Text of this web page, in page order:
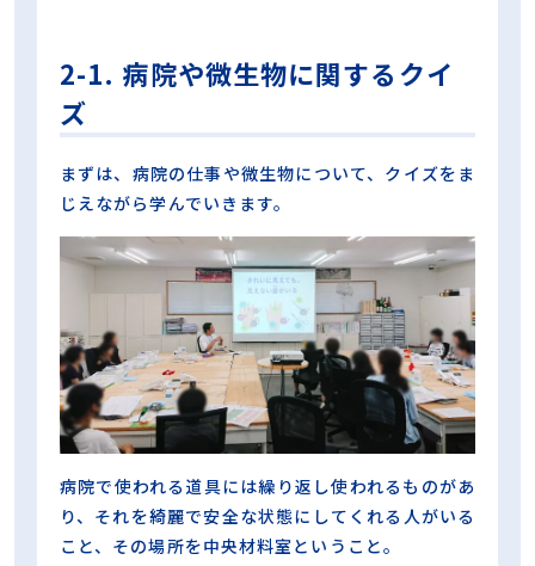
2-1. 病院や微生物に関するクイ
ズ
まずは、病院の仕事や微生物について、クイズをま
じえながら学んでいきます。
病院で使われる道具には繰り返し使われるものがあ
り、それを綺麗で安全な状態にしてくれる人がいる
こと、その場所を中央材料室ということ。